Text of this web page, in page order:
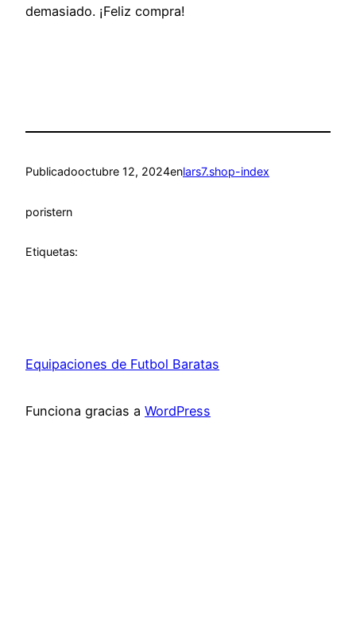
demasiado. ¡Feliz compra!
Publicadooctubre 12, 2024enlars7.shop-index
poristern
Etiquetas:
Equipaciones de Futbol Baratas
Funciona gracias a WordPress